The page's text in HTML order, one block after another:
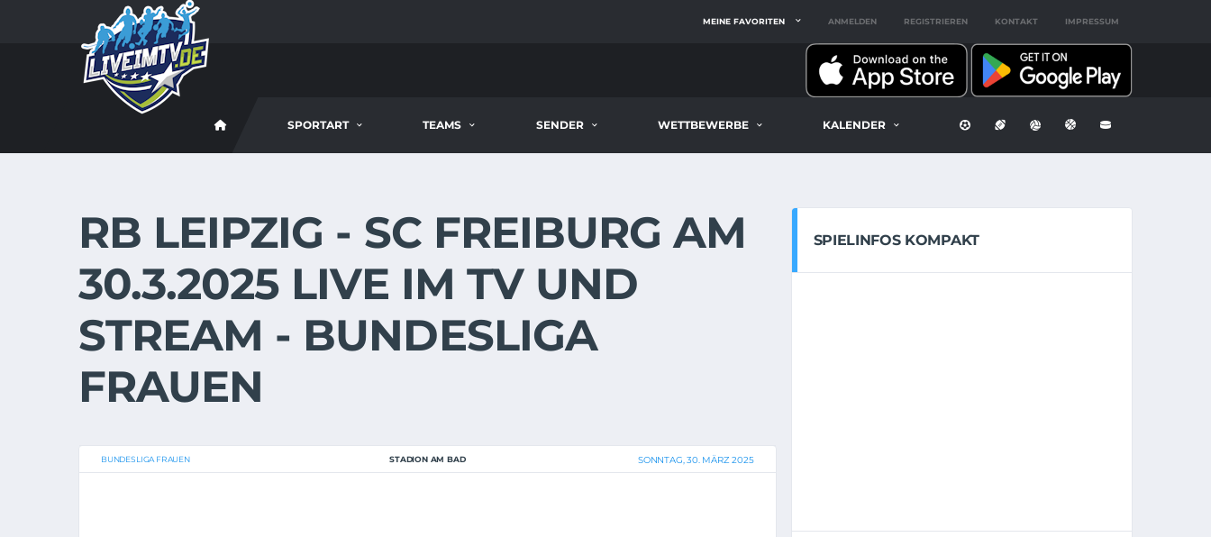
MEINE FAVORITEN ANMELDEN REGISTRIEREN KONTAKT IMPRESSUM
SPORTART TEAMS SENDER WETTBEWERBE KALENDER
RB LEIPZIG - SC FREIBURG AM
30.3.2025 LIVE IM TV UND
STREAM - BUNDESLIGA
FRAUEN
BUNDESLIGA FRAUEN STADION AM BAD SONNTAG, 30. MÄRZ 2025
SPIELINFOS KOMPAKT